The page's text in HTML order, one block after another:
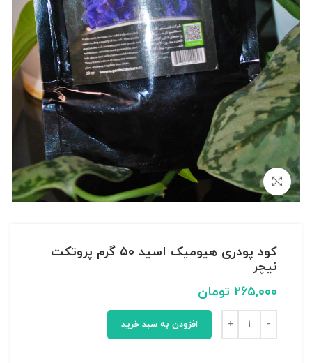
بزرگنمایی تصویر
کود پودری هیومیک اسید ۵۰ گرم پروتکت
نیچر
۲۶۵,۰۰۰ تومان
افزودن به سبد خرید